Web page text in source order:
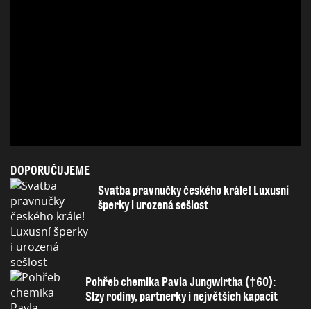
DOPORUČUJEME
Svatba pravnučky českého krále! Luxusní
šperky i urozená sešlost
Pohřeb chemika Pavla Jungwirtha (†60):
Slzy rodiny, partnerky i největších kapacit